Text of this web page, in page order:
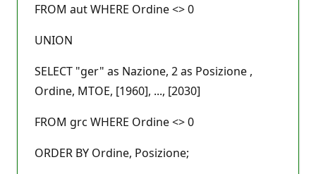
FROM aut WHERE Ordine <> 0
UNION
SELECT "ger" as Nazione, 2 as Posizione ,
Ordine, MTOE, [1960], ..., [2030]
FROM grc WHERE Ordine <> 0
ORDER BY Ordine, Posizione;